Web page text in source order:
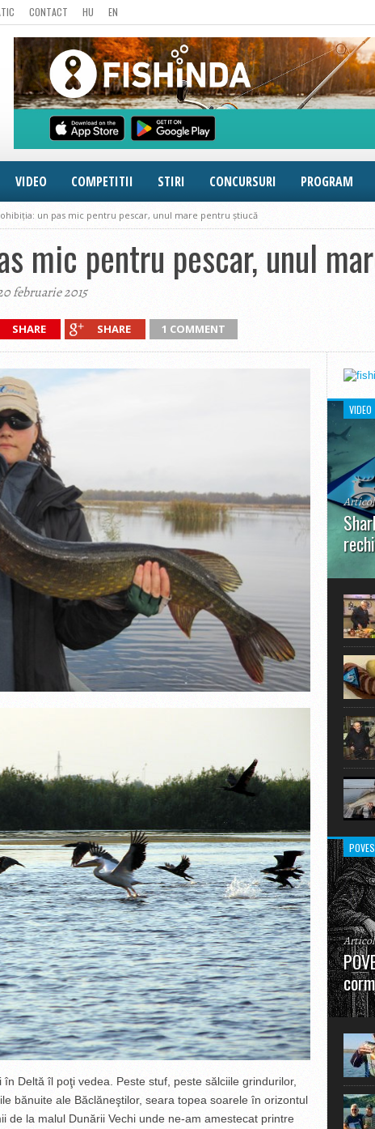
CONTACT HU EN
VIDEO COMPETITII STIRI CONCURSURI PROGRAM
un pas mic pentru pescar, unul mare pentru știucă
mic pentru pescar, unul
februarie 2015
SHARE SHARE 1 COMMENT
Deltă îl poţi vedea. Peste stuf, peste sălciile grindurilor,
bănuite ale Băclăneştilor, seara topea soarele în orizontul
de la malul Dunării Vechi unde ne-am amestecat printre
VIDEO
În
”La
în